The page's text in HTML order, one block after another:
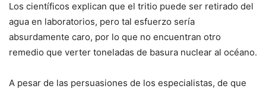
Los científicos explican que el tritio puede ser retirado del
agua en laboratorios, pero tal esfuerzo sería
absurdamente caro, por lo que no encuentran otro
remedio que verter toneladas de basura nuclear al océano.
A pesar de las persuasiones de los especialistas, de que